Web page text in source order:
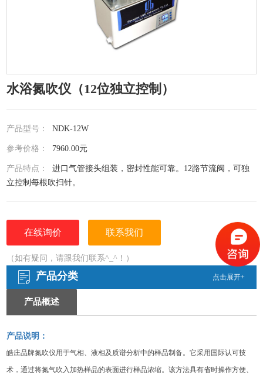
水浴氮吹仪（12位独立控制）
产品型号：NDK-12W
参考价格： 7960.00元
产品特点：进口气管接头组装，密封性能可靠。12路节流阀，可独
立控制每根吹扫针。
在线询价 联系我们
（如有疑问，请跟我们联系^_^！）
产品分类 点击展开+
产品概述
产品说明：
皓庄品牌氮吹仪用于气相、液相及质谱分析中的样品制备。它采用国际认可技
术，通过将氮气吹入加热样品的表面进行样品浓缩。该方法具有省时操作方便、